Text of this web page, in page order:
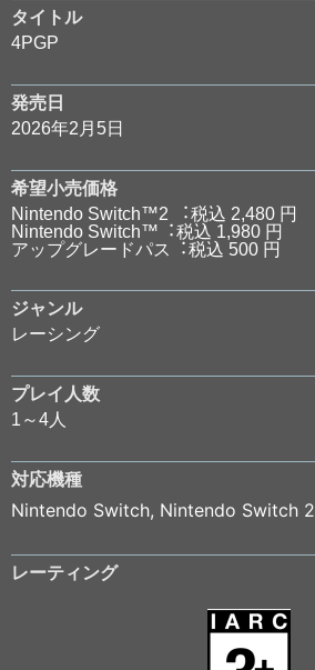
タイトル
4PGP
発売日
2026年2月5日
希望小売価格
Nintendo Switch™2 ︓税込 2,480 円
Nintendo Switch™︓税込 1,980 円
アップグレードパス︓税込 500 円
ジャンル
レーシング
プレイ人数
1～4人
対応機種
Nintendo Switch, Nintendo Switch 2
レーティング